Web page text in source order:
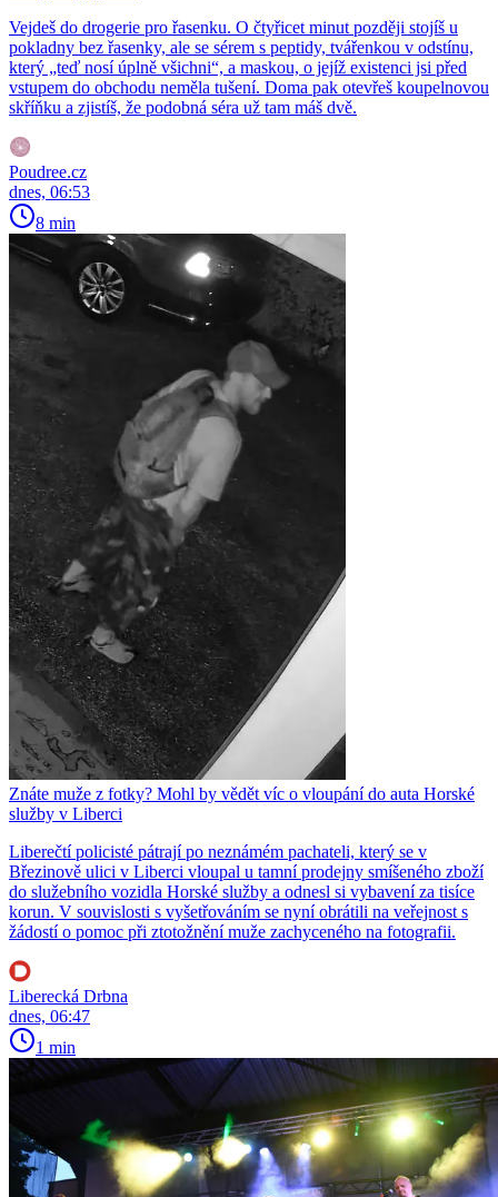
Vejdeš do drogerie pro řasenku. O čtyřicet minut později stojíš u
pokladny bez řasenky, ale se sérem s peptidy, tvářenkou v odstínu,
který „teď nosí úplně všichni“, a maskou, o jejíž existenci jsi před
vstupem do obchodu neměla tušení. Doma pak otevřeš koupelnovou
skříňku a zjistíš, že podobná séra už tam máš dvě.
Poudree.cz
dnes, 06:53
8 min
Znáte muže z fotky? Mohl by vědět víc o vloupání do auta Horské
služby v Liberci
Liberečtí policisté pátrají po neznámém pachateli, který se v
Březinově ulici v Liberci vloupal u tamní prodejny smíšeného zboží
do služebního vozidla Horské služby a odnesl si vybavení za tisíce
korun. V souvislosti s vyšetřováním se nyní obrátili na veřejnost s
žádostí o pomoc při ztotožnění muže zachyceného na fotografii.
Liberecká Drbna
dnes, 06:47
1 min